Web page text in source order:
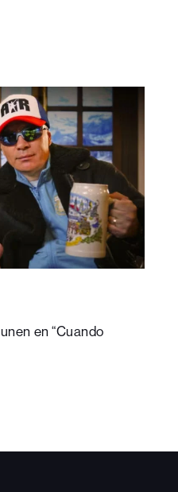
en “Cuando